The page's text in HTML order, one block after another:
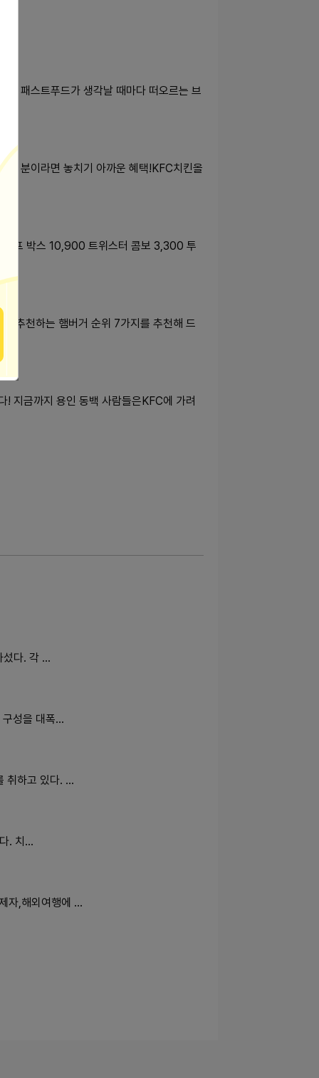
패스트푸드가 생각날 때마다 떠오르는 브
던 분이라면 놓치기 아까운 혜택!KFC치킨올
셰프 박스 10,900 트위스터 콤보 3,300 투
추천하는 햄버거 순위 7가지를 추천해 드
지금까지 용인 동백 사람들은KFC에 가려
섰다. 각 …
구성을 대폭…
취하고 있다. …
. 치…
자,해외여행에 …